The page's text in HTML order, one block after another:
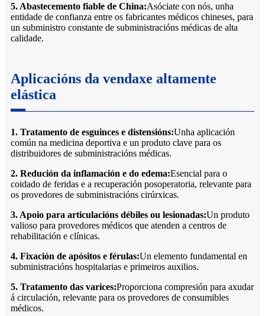
5. Abastecemento fiable de China:Asóciate con nós, unha
entidade de confianza entre os fabricantes médicos chineses, para
un subministro constante de subministracións médicas de alta
calidade.
Aplicacións da vendaxe altamente
elástica
1. Tratamento de esguinces e distensións:Unha aplicación
común na medicina deportiva e un produto clave para os
distribuidores de subministracións médicas.
2. Redución da inflamación e do edema:Esencial para o
coidado de feridas e a recuperación posoperatoria, relevante para
os provedores de subministracións cirúrxicas.
3. Apoio para articulacións débiles ou lesionadas:Un produto
valioso para provedores médicos que atenden a centros de
rehabilitación e clínicas.
4. Fixación de apósitos e férulas:Un elemento fundamental en
subministracións hospitalarias e primeiros auxilios.
5. Tratamento das varices:Proporciona compresión para axudar
á circulación, relevante para os provedores de consumibles
médicos.